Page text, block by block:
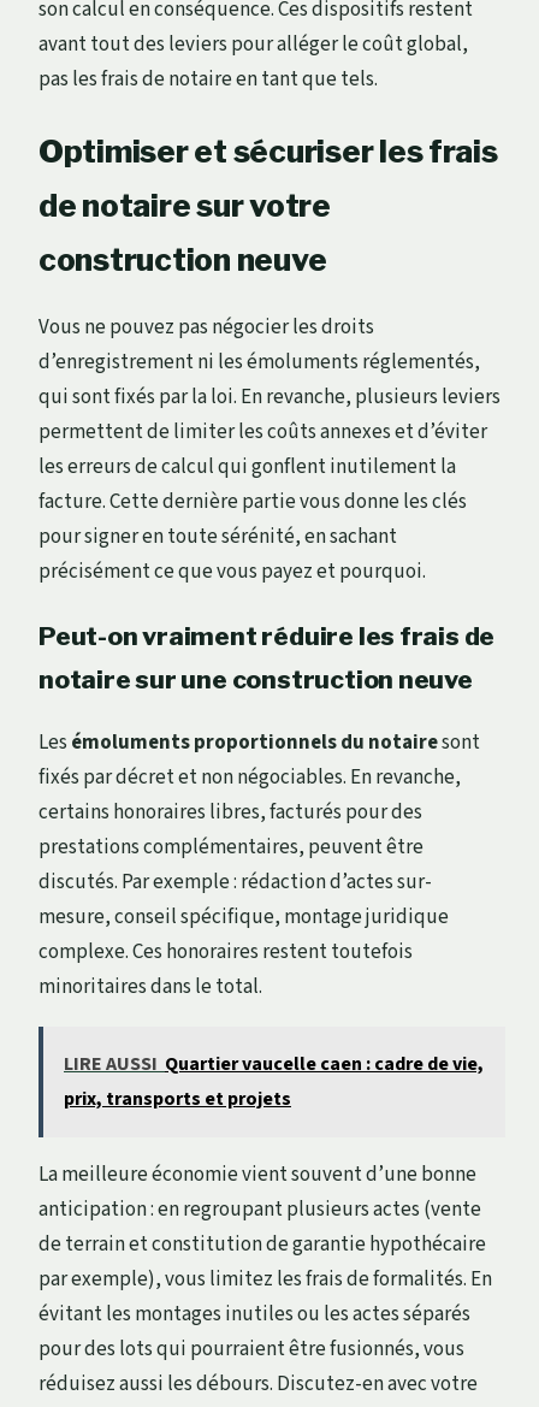
son calcul en conséquence. Ces dispositifs restent
avant tout des leviers pour alléger le coût global,
pas les frais de notaire en tant que tels.
Optimiser et sécuriser les frais
de notaire sur votre
construction neuve
Vous ne pouvez pas négocier les droits
d’enregistrement ni les émoluments réglementés,
qui sont fixés par la loi. En revanche, plusieurs leviers
permettent de limiter les coûts annexes et d’éviter
les erreurs de calcul qui gonflent inutilement la
facture. Cette dernière partie vous donne les clés
pour signer en toute sérénité, en sachant
précisément ce que vous payez et pourquoi.
Peut-on vraiment réduire les frais de
notaire sur une construction neuve
Les émoluments proportionnels du notairesont
fixés par décret et non négociables. En revanche,
certains honoraires libres, facturés pour des
prestations complémentaires, peuvent être
discutés. Par exemple : rédaction d’actes sur-
mesure, conseil spécifique, montage juridique
complexe. Ces honoraires restent toutefois
minoritaires dans le total.
LIRE AUSSI Quartier vaucelle caen : cadre de vie,
prix, transports et projets
La meilleure économie vient souvent d’une bonne
anticipation : en regroupant plusieurs actes (vente
de terrain et constitution de garantie hypothécaire
par exemple), vous limitez les frais de formalités. En
évitant les montages inutiles ou les actes séparés
pour des lots qui pourraient être fusionnés, vous
réduisez aussi les débours. Discutez-en avec votre